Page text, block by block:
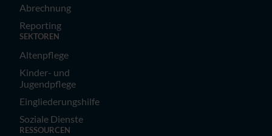
Abrechnung
Reporting
SEKTOREN
Altenpflege
Kinder- und
Jugendpflege
Eingliederungshilfe
Soziale Dienste
RESSOURCEN